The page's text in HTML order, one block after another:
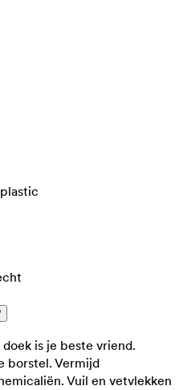
is je beste vriend.
borstel. Vermijd
Vuil en vetvlekken